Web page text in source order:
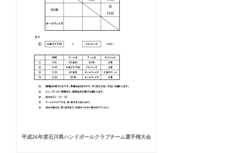
平成26年度石川県ハンドボールクラブチーム選手権大会